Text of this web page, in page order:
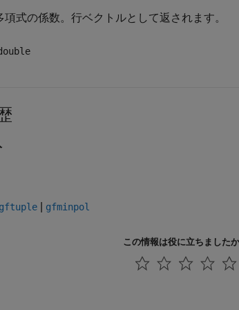
式の係数。行ベクトルとして返されます。
gftuple gfminpol
この情報は役に立ちました